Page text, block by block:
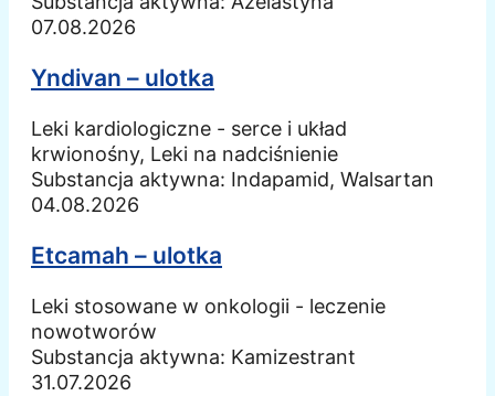
07.08.2026
Yndivan – ulotka
Leki kardiologiczne - serce i układ
krwionośny, Leki na nadciśnienie
Substancja aktywna: Indapamid, Walsartan
04.08.2026
Etcamah – ulotka
Leki stosowane w onkologii - leczenie
nowotworów
Substancja aktywna: Kamizestrant
31.07.2026